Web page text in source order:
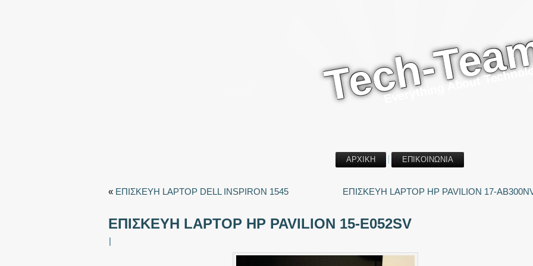
Tech-Everything About Technology
ΑΡΧΙΚΗ ΕΠΙΚΟΙΝΩΝΙΑ
« ΕΠΙΣΚΕΥΗ LAPTOP DELL INSPIRON 1545 ΕΠΙΣΚΕΥΗ LAPTOP HP PAVILION 17-
ΕΠΙΣΚΕΥΗ LAPTOP HP PAVILION 15-E052SV
|